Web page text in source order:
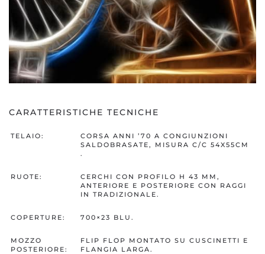
CARATTERISTICHE TECNICHE
TELAIO:
CORSA ANNI ’70 A CONGIUNZIONI
SALDOBRASATE, MISURA C/C 54X55CM
.
RUOTE:
CERCHI CON PROFILO H 43 MM,
ANTERIORE E POSTERIORE CON RAGGI
IN TRADIZIONALE.
COPERTURE: 700×23 BLU.
MOZZO
POSTERIORE:
FLIP FLOP MONTATO SU CUSCINETTI E
FLANGIA LARGA.